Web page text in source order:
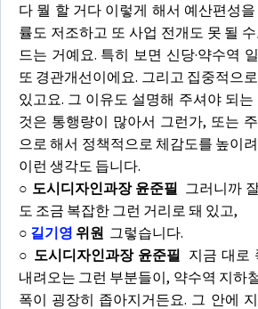
다 뭘 할 거다 이렇게 해서 예산편성
률도 저조하고 또 사업 전개도 못 될
드는 거예요. 특히 보면 신당·약수역
또 경관개선이에요. 그리고 집중적으
있고요. 그 이유도 설명해 주셔야 되는
것은 통행량이 많아서 그런가, 또는
으로 해서 정책적으로 체감도를 높이
이런 생각도 듭니다.
○ 도시디자인과장 윤준필 그러니까
도 조금 복잡한 그런 거리로 돼 있고,
○ 길기영 위원 그렇습니다.
○ 도시디자인과장 윤준필 지금 대로
내려오는 그런 부분들이, 약수역 지하
폭이 굉장히 좁아지거든요. 그 안에